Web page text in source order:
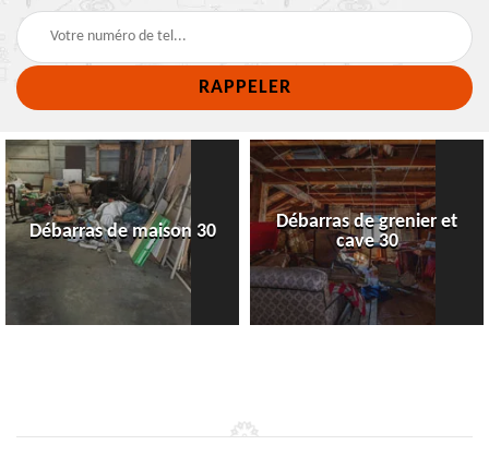
Débarras de maison 30
Débarras de grenier et
cave 30